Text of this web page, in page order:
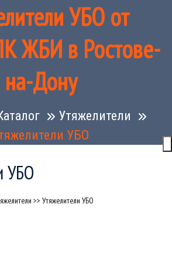
УБО от
ЖБИ в Ростове-
на-Дону
Утяжелители
УБО
УБО
>> Утяжелители УБО